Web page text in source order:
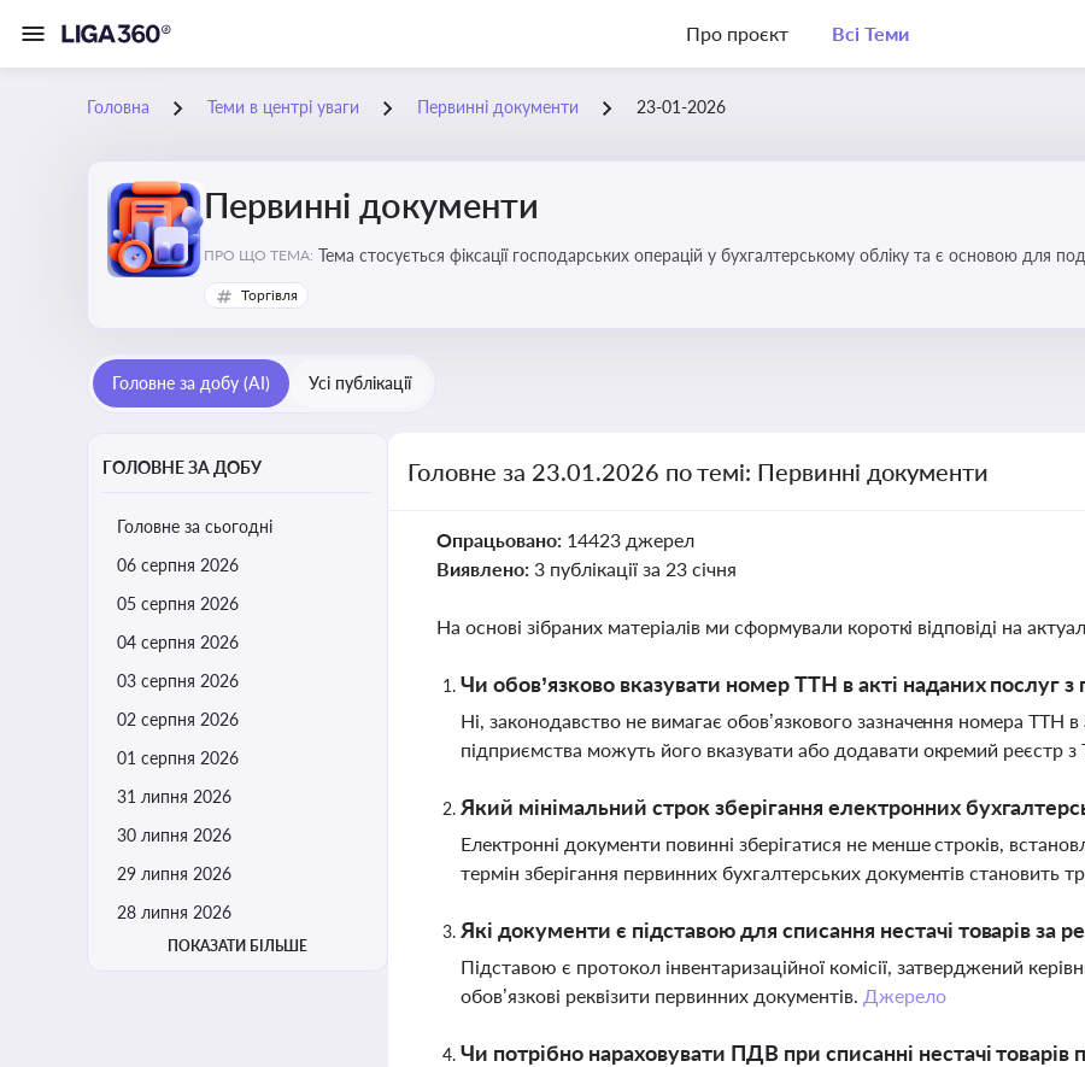
Про проєкт Всі Теми
Головна Теми в центрі уваги Первинні документи 23-01-2026
Первинні документи
ПРО ЩО ТЕМА: Тема стосується фіксації господарських операцій у бухгалтерському обліку та є основою для
Торгівля
Головне за добу (AI) Усі публікації
ГОЛОВНЕ ЗА ДОБУ
Головне за сьогодні
06 серпня 2026
05 серпня 2026
04 серпня 2026
03 серпня 2026
02 серпня 2026
01 серпня 2026
31 липня 2026
30 липня 2026
29 липня 2026
28 липня 2026
ПОКАЗАТИ БІЛЬШЕ
Головне за 23.01.2026 по темі: Первинні документи
Опрацьовано: 14423 джерел
Виявлено: 3 публікації за 23 січня
На основі зібраних матеріалів ми сформували короткі відповіді на
Чи обов’язково вказувати номер ТТН в акті наданих послуг з
Ні, законодавство не вимагає обов’язкового зазначення номера ТТН
підприємства можуть його вказувати або додавати окремий реєстр з
Який мінімальний строк зберігання електронних
Електронні документи повинні зберігатися не менше строків,
термін зберігання первинних бухгалтерських документів становить
Які документи є підставою для списання нестачі товарів за
Підставою є протокол інвентаризаційної комісії, затверджений
обов’язкові реквізити первинних документів. Джерело
Чи потрібно нараховувати ПДВ при списанні нестачі